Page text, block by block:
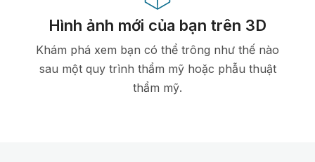
Hình ảnh mới của bạn trên 3D
Khám phá xem bạn có thể trông như thế nào
sau một quy trình thẩm mỹ hoặc phẫu thuật
thẩm mỹ.